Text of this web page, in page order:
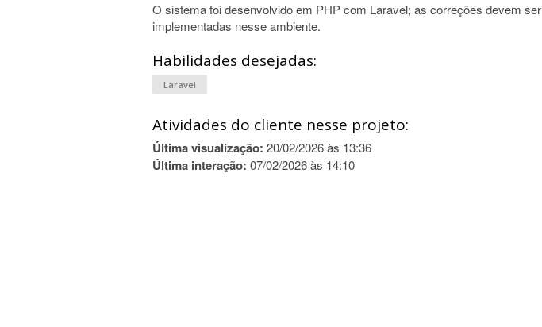
O sistema foi desenvolvido em PHP com Laravel; as correções devem ser
implementadas nesse ambiente.
Habilidades desejadas:
Laravel
Atividades do cliente nesse projeto:
Última visualização: 20/02/2026 às 13:36
Última interação: 07/02/2026 às 14:10